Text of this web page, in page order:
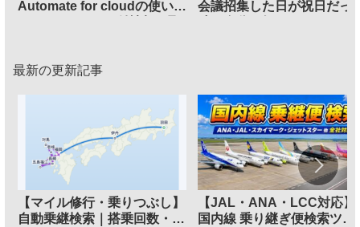
Automate for cloudの使いか
会議招集した日が祝日だっ
最新の更新記事
【マイル修行・乗りつぶし】
自動乗継検索｜搭乗回数・
【JAL・ANA・LCC対応】
国内線 乗り継ぎ便検索ツー